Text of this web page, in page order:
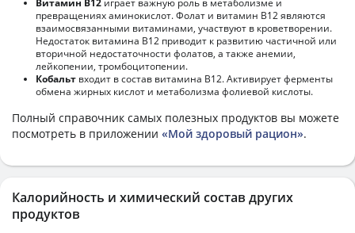
превращениях аминокислот. Фолат и витамин В12 являются
взаимосвязанными витаминами, участвуют в кроветворении.
Недостаток витамина В12 приводит к развитию частичной или
вторичной недостаточности фолатов, а также анемии,
лейкопении, тромбоцитопении.
Кобальт входит в состав витамина В12. Активирует ферменты
обмена жирных кислот и метаболизма фолиевой кислоты.
Полный справочник самых полезных продуктов вы можете
посмотреть в приложении «Мой здоровый рацион».
Калорийность и химический состав других
продуктов